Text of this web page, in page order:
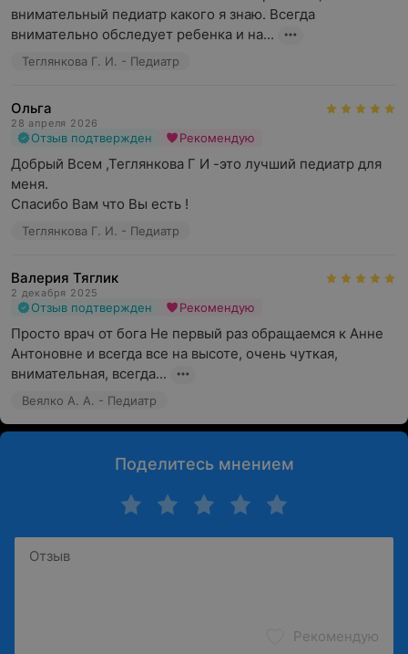
внимательный педиатр какого я знаю. Всегда
внимательно обследует ребенка и на...
Теглянкова Г. И. - Педиатр
Ольга
28 апреля 2026
Отзыв подтвержден Рекомендую
Добрый Всем ,Теглянкова Г И -это лучший педиатр для
меня.
Спасибо Вам что Вы есть !
Теглянкова Г. И. - Педиатр
Валерия Тяглик
2 декабря 2025
Отзыв подтвержден Рекомендую
Просто врач от бога Не первый раз обращаемся к Анне
Антоновне и всегда все на высоте, очень чуткая,
внимательная, всегда...
Веялко А. А. - Педиатр
Поделитесь мнением
Рекомендую